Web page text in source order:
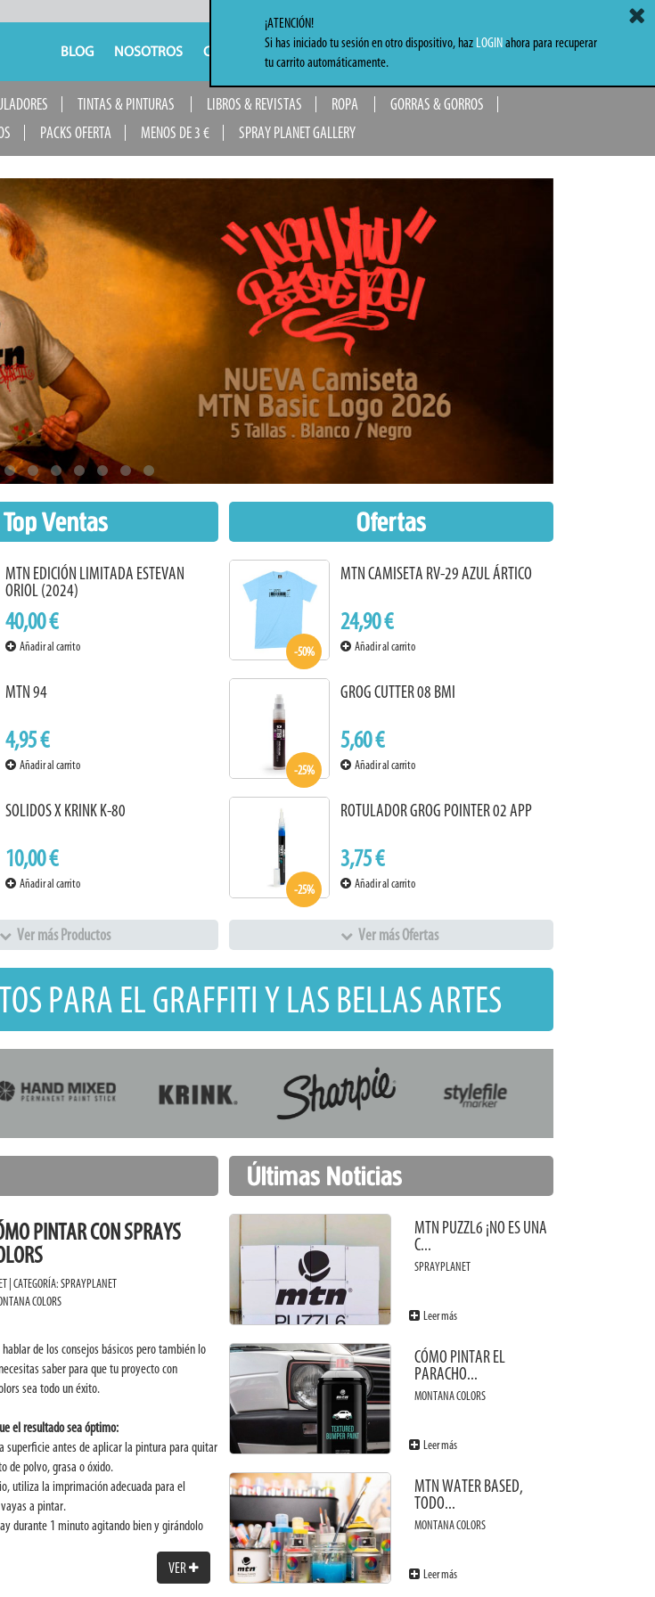
BLOG NOSOTROS CONTACTO
TINTAS & PINTURAS LIBROS & REVISTAS ROPA
GORRAS & GORROS
PACKS OFERTA MENOS DE 3 € SPRAY PLANET GALLERY
Top Ventas
MTN EDICIÓN LIMITADA ESTEVAN
ORIOL (2024)
40,00 €
Añadir al carrito
MTN 94
4,95 €
Añadir al carrito
SOLIDOS X KRINK K-80
10,00 €
Añadir al carrito
Ver más Productos
Ofertas
-50%
MTN CAMISETA RV-29 AZUL ÁRTICO
24,90 €
Añadir al carrito
-25%
GROG CUTTER 08 BMI
5,60 €
Añadir al carrito
-25%
ROTULADOR GROG POINTER 02 APP
3,75 €
Añadir al carrito
Ver más Ofertas
PARA EL GRAFFITI Y LAS BELLAS ARTES
PINTAR CON SPRAYS
| CATEGORÍA:SPRAYPLANET
COLORS
de los consejos básicos pero también lo
saber para que tu proyecto con
sea todo un éxito.
el resultado sea óptimo:
superficie antes de aplicar la pintura para quitar
de polvo, grasa o óxido.
utiliza la imprimación adecuada para el
a pintar.
durante 1 minuto agitando bien y girándolo
antes en otra superficie para asegurarte de
VER
Últimas Noticias
MTN PUZZL6 ¡NO ES UNA
C...
SPRAYPLANET
Leer más
CÓMO PINTAR EL
PARACHO...
MONTANA COLORS
Leer más
MTN WATER BASED,
TODO...
MONTANA COLORS
Leer más
¡ATENCIÓN!
Si has iniciado tu sesión en otro dispositivo, haz LOGINahora para recuperar
tu carrito automáticamente.